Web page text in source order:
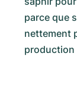
parce que
nettement
production